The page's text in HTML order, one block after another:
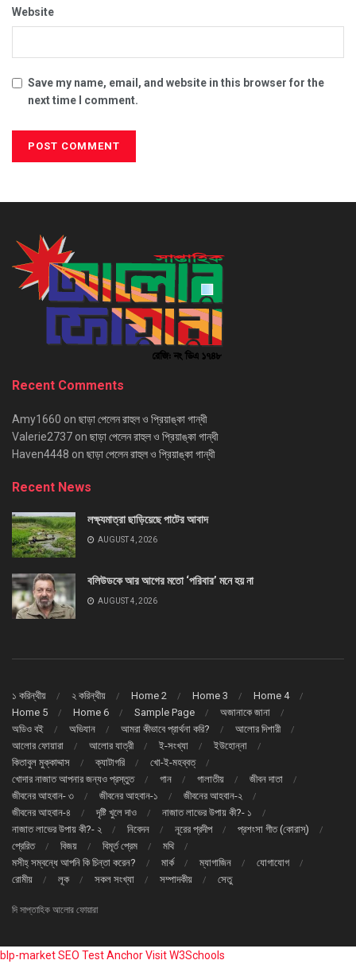
Website
Save my name, email, and website in this browser for the
next time I comment.
Recent Comments
Amy1660 on ছাড়া পেলেন রাহুল ও প্রিয়াঙ্কা গান্ধী
Valerie2737 on ছাড়া পেলেন রাহুল ও প্রিয়াঙ্কা গান্ধী
Haven4448 on ছাড়া পেলেন রাহুল ও প্রিয়াঙ্কা গান্ধী
Recent News
লক্ষ্যমাত্রা ছাড়িয়েছে পাটের আবাদ
AUGUST 4, 2026
বলিউডকে আর আগের মতো ‘পরিবার’ মনে হয় না
AUGUST 4, 2026
১ করিন্থীয় ২ করিন্থীয় Home 2 Home 3
Home 4
Home 5
Home 6 Sample Page
অজানাকে জানা
অডিও বই
অভিযান আমরা কীভাবে প্রার্থনা করি?
আলোর দিশারী
আলোর ফোয়ারা
আলোর যাত্রী ই-সংখ্যা
ইউহোন্না
কিতাবুল মুক্কাদ্দাস
ক্যাটাগরি
খো-ই-মহব্বত্
খোদার নাজাত আপনার জন্যও প্রস্তুত
গান গালাতীয়
জীবন দাতা
জীবনের আহবান- ৩
জীবনের আহবান-১
জীবনের আহবান-২
জীবনের আহবান-৪
দৃষ্টি খুলে দাও
নাজাত লাভের উপায় কী?- ১
নাজাত লাভের উপায় কী?- ২
নিবেদন নূরের প্রদীপ
প্রশংসা গীত (কোরাস্)
প্রেরিত
বিজয় বিমূর্ত প্রেম
মথি
মসীহ্ সম্বন্ধে আপনি কি চিন্তা করেন?
মার্ক ম্যাগাজিন
যোগাযোগ
রোমীয়
লূক সকল সংখ্যা সম্পাদকীয় সেতু
দি সাপ্তাহিক আলোর ফোয়ারা
blp-marketSEO Test AnchorVisit W3Schools